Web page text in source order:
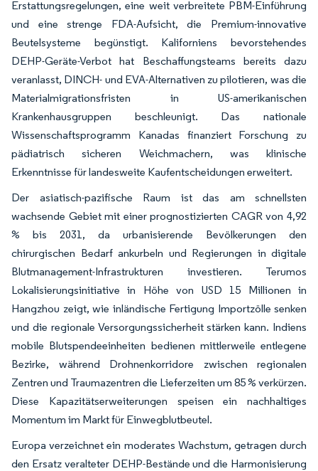
Erstattungsregelungen, eine weit verbreitete PBM-Einführung
und eine strenge FDA-Aufsicht, die Premium-innovative
Beutelsysteme begünstigt. Kaliforniens bevorstehendes
DEHP-Geräte-Verbot hat Beschaffungsteams bereits dazu
veranlasst, DINCH- und EVA-Alternativen zu pilotieren, was die
Materialmigrationsfristen in US-amerikanischen
Krankenhausgruppen beschleunigt. Das nationale
Wissenschaftsprogramm Kanadas finanziert Forschung zu
pädiatrisch sicheren Weichmachern, was klinische
Erkenntnisse für landesweite Kaufentscheidungen erweitert.
Der asiatisch-pazifische Raum ist das am schnellsten
wachsende Gebiet mit einer prognostizierten CAGR von 4,92
% bis 2031, da urbanisierende Bevölkerungen den
chirurgischen Bedarf ankurbeln und Regierungen in digitale
Blutmanagement-Infrastrukturen investieren. Terumos
Lokalisierungsinitiative in Höhe von USD 15 Millionen in
Hangzhou zeigt, wie inländische Fertigung Importzölle senken
und die regionale Versorgungssicherheit stärken kann. Indiens
mobile Blutspendeeinheiten bedienen mittlerweile entlegene
Bezirke, während Drohnenkorridore zwischen regionalen
Zentren und Traumazentren die Lieferzeiten um 85 % verkürzen.
Diese Kapazitätserweiterungen speisen ein nachhaltiges
Momentum im Markt für Einwegblutbeutel.
Europa verzeichnet ein moderates Wachstum, getragen durch
den Ersatz veralteter DEHP-Bestände und die Harmonisierung